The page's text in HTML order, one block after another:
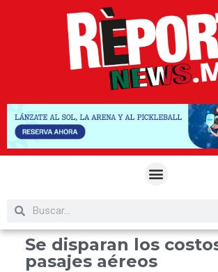
Se disparan los
pasajes aéreos